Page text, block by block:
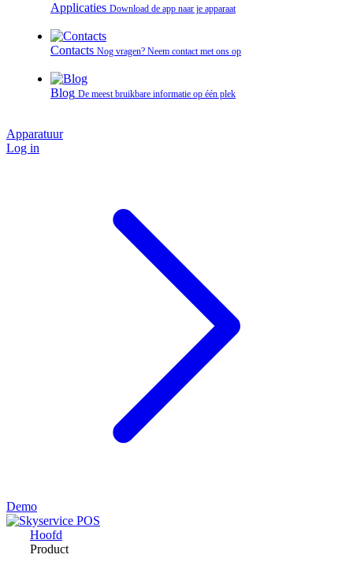
Applicaties Download de app naar je apparaat
Contacts Nog vragen? Neem contact met ons op
Blog De meest bruikbare informatie op één plek
Apparatuur
Log in
Demo
Hoofd
Product